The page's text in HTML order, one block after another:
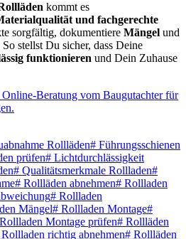
kommt es
und fachgerechte
sorgfältig, dokumentiere Mängel und
stellst Du sicher, dass Deine
funktionieren und Dein Zuhause
Beratung vom Baugutachter für
Rollläden# Führungsschienen
prüfen# Lichtdurchlässigkeit
# Qualitätsmerkmale Rollladen#
# Rollläden abnehmen# Rollladen
# Rollladen
Mängel# Rollladen Montage#
Rollladen Montage prüfen# Rollläden
Rollladen richtig abnehmen# Rollläden